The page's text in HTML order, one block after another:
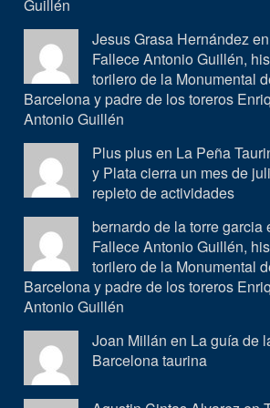
Guillén
Jesus Grasa Hernández en
Fallece Antonio Guillén,
torilero de la Monumental
Barcelona y padre de los toreros
Antonio Guillén
Plus plus en La Peña
y Plata cierra un mes de
repleto de actividades
bernardo de la torre garcia
Fallece Antonio Guillén,
torilero de la Monumental
Barcelona y padre de los toreros
Antonio Guillén
Joan Millán en La guía de
Barcelona taurina